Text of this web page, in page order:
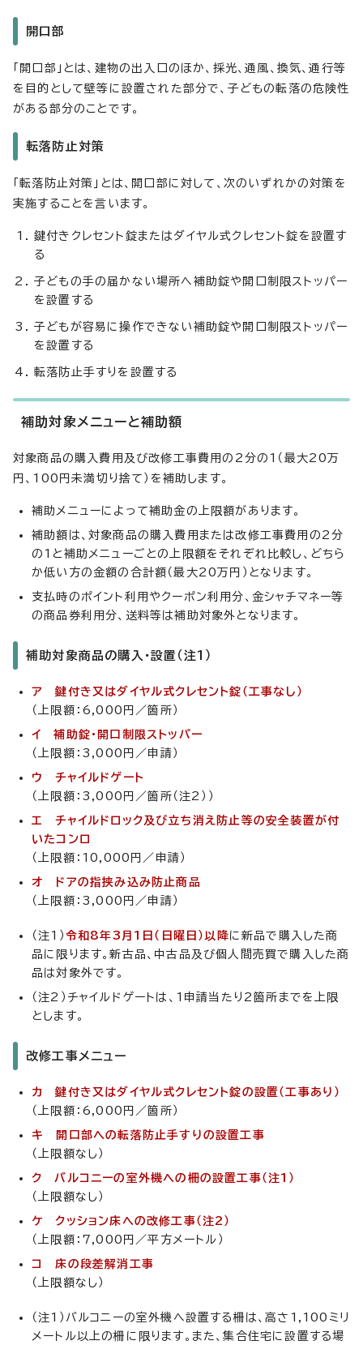
開口部
「開口部」とは、建物の出入口のほか、採光、通風、換気、通行等
を目的として壁等に設置された部分で、子どもの転落の危険性
がある部分のことです。
転落防止対策
「転落防止対策」とは、開口部に対して、次のいずれかの対策を
実施することを言います。
鍵付きクレセント錠またはダイヤル式クレセント錠を設置す
る
子どもの手の届かない場所へ補助錠や開口制限ストッパー
を設置する
子どもが容易に操作できない補助錠や開口制限ストッパー
を設置する
転落防止手すりを設置する
補助対象メニューと補助額
対象商品の購入費用及び改修工事費用の2分の1（最大20万
円、100円未満切り捨て）を補助します。
補助メニューによって補助金の上限額があります。
補助額は、対象商品の購入費用または改修工事費用の2分
の1と補助メニューごとの上限額をそれぞれ比較し、どちら
か低い方の金額の合計額（最大20万円）となります。
支払時のポイント利用やクーポン利用分、金シャチマネー等
の商品券利用分、送料等は補助対象外となります。
補助対象商品の購入・設置（注1）
ア 鍵付き又はダイヤル式クレセント錠（工事なし）
（上限額：6,000円／箇所）
イ 補助錠・開口制限ストッパー
（上限額：3,000円／申請）
ウ チャイルドゲート
（上限額：3,000円／箇所（注2））
エ チャイルドロック及び立ち消え防止等の安全装置が付
いたコンロ
（上限額：10,000円／申請）
オ ドアの指挟み込み防止商品
（上限額：3,000円／申請）
（注1） 令和8年3月1日（日曜日）以降に新品で購入した商
品に限ります。新古品、中古品及び個人間売買で購入した商
品は対象外です。
（注2）チャイルドゲートは、1申請当たり2箇所までを上限
とします。
改修工事メニュー
カ 鍵付き又はダイヤル式クレセント錠の設置（工事あり）
（上限額：6,000円／箇所）
キ 開口部への転落防止手すりの設置工事
（上限額なし）
ク バルコニーの室外機への柵の設置工事（注1）
（上限額なし）
ケ クッション床への改修工事（注2）
（上限額：7,000円／平方メートル）
コ 床の段差解消工事
（上限額なし）
（注1）バルコニーの室外機へ設置する柵は、高さ1,100ミリ
メートル以上の柵に限ります。また、集合住宅に設置する場